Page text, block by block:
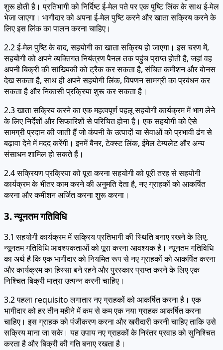
शुरू होती है। प्रतिभागी को निर्दिष्ट ई-मेल पते पर एक पुष्टि लिंक के साथ ई-मेल
भेजा जाएगा। भागीदार को अपना ई-मेल पुष्टि करने और खाता सक्रिय करने के
लिए इस लिंक का पालन करना चाहिए।
2.2 ई-मेल पुष्टि के बाद, सहयोगी का खाता सक्रिय हो जाएगा। इस चरण में,
सहयोगी को अपने व्यक्तिगत नियंत्रण पैनल तक पहुंच प्राप्त होती है, जहां वह
अपनी बिक्री की सांख्यिकी को ट्रैक कर सकता है, संचित कमीशन और बोनस
देख सकता है, साथ ही अपने सहयोगी लिंक, विपणन सामग्री का प्रबंधन कर
सकता है और निकासी प्रक्रिया शुरू कर सकता है।
2.3 खाता सक्रिय करने का एक महत्वपूर्ण पहलू सहयोगी कार्यक्रम में भाग लेने
के लिए निर्देशों और सिफारिशों से परिचित होना है। एक सहयोगी को ऐसे
सामग्री प्रदान की जाती हैं जो कंपनी के उत्पादों या सेवाओं को प्रभावी ढंग से
बढ़ावा देने में मदद करेंगी। इनमें बैनर, टेक्स्ट लिंक, ईमेल टेम्पलेट और अन्य
संसाधन शामिल हो सकते हैं।
2.4 सक्रियण प्रक्रिया को पूरा करना सहयोगी को पूरी तरह से सहयोगी
कार्यक्रम के भीतर काम करने की अनुमति देता है, नए ग्राहकों को आकर्षित
करना और कमीशन अर्जित करना शुरू करना।
3. न्यूनतम गतिविधि
3.1 सहयोगी कार्यक्रम में सक्रिय प्रतिभागी की स्थिति बनाए रखने के लिए,
न्यूनतम गतिविधि आवश्यकताओं को पूरा करना आवश्यक है। न्यूनतम गतिविधि
का अर्थ है कि एक भागीदार को नियमित रूप से नए ग्राहकों को आकर्षित करना
और कार्यक्रम का हिस्सा बने रहने और पुरस्कार प्राप्त करने के लिए एक
निश्चित बिक्री मात्रा उत्पन्न करनी चाहिए।
3.2 पहला requisito लगातार नए ग्राहकों को आकर्षित करना है। एक
भागीदार को हर तीन महीने में कम से कम एक नया ग्राहक आकर्षित करना
चाहिए। इस ग्राहक को पंजीकरण करना और खरीदारी करनी चाहिए ताकि उसे
सक्रिय माना जा सके। यह उपाय नए ग्राहकों के निरंतर प्रवाह को सुनिश्चित
करता है और बिक्री की गति बनाए रखता है।